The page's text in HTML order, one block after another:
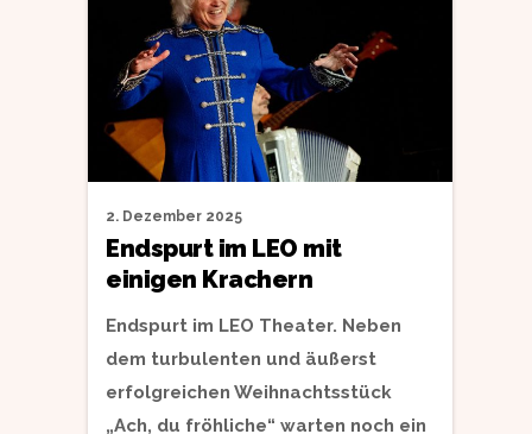
2. Dezember 2025
Endspurt im LEO mit
einigen Krachern
Endspurt im LEO Theater. Neben
dem turbulenten und äußerst
erfolgreichen Weihnachtsstück
„Ach, du fröhliche“ warten noch ein